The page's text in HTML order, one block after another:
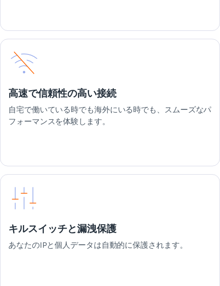
高速で信頼性の高い接続
自宅で働いている時でも海外にいる時でも、スムーズなパ
フォーマンスを体験します。
キルスイッチと漏洩保護
あなたのIPと個人データは自動的に保護されます。